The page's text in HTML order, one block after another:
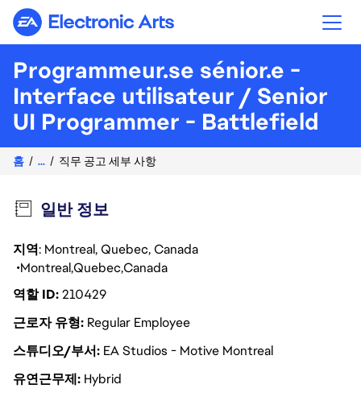
Electronic Arts
Programmeur.se sénior.e -
Interface utilisateur / Senior
UI Programmer - Battlefield
홈 ... 직무 공고 세부 사항
일반 정보
지역: Montreal, Quebec, Canada
MontrealQuebecCanada
역할 ID210429
근로자 유형 Regular Employee
스튜디오/부서 EA Studios - Motive Montreal
유연근무제 Hybrid